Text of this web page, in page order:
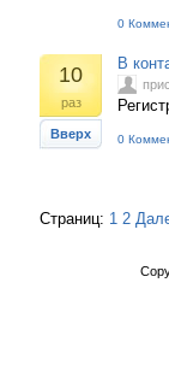
0
10
раз
Вверх
В
0
Страниц: 1 2